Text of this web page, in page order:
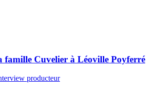
famille Cuvelier à Léoville Poyferré
producteur